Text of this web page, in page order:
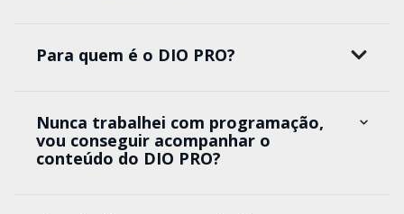
Para quem é o DIO PRO?
Nunca trabalhei com programação,
vou conseguir acompanhar o
conteúdo do DIO PRO?